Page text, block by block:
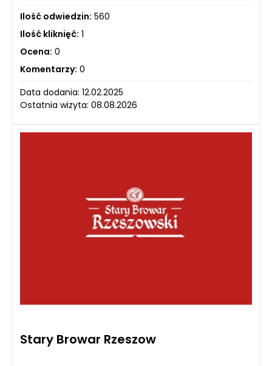
Ilość odwiedzin: 560
Ilość kliknięć: 1
Ocena: 0
Komentarzy: 0
Data dodania: 12.02.2025
Ostatnia wizyta: 08.08.2026
Stary Browar Rzeszow